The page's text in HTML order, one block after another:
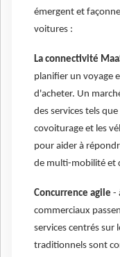
émergent et
voitures :
La connectivité
planifier un voyage
d'acheter. Un
des services tels
covoiturage et les
pour aider à
de multi-mobilité et
Concurrence agile -
commerciaux
services centrés sur
traditionnels sont